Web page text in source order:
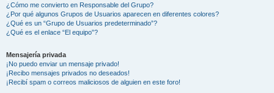
¿Cómo me convierto en Responsable del Grupo?
¿Por qué algunos Grupos de Usuarios aparecen en diferentes colores?
¿Qué es un “Grupo de Usuarios predeterminado”?
¿Qué es el enlace “El equipo”?
Mensajería privada
¡No puedo enviar un mensaje privado!
¡Recibo mensajes privados no deseados!
¡Recibí spam o correos maliciosos de alguien en este foro!